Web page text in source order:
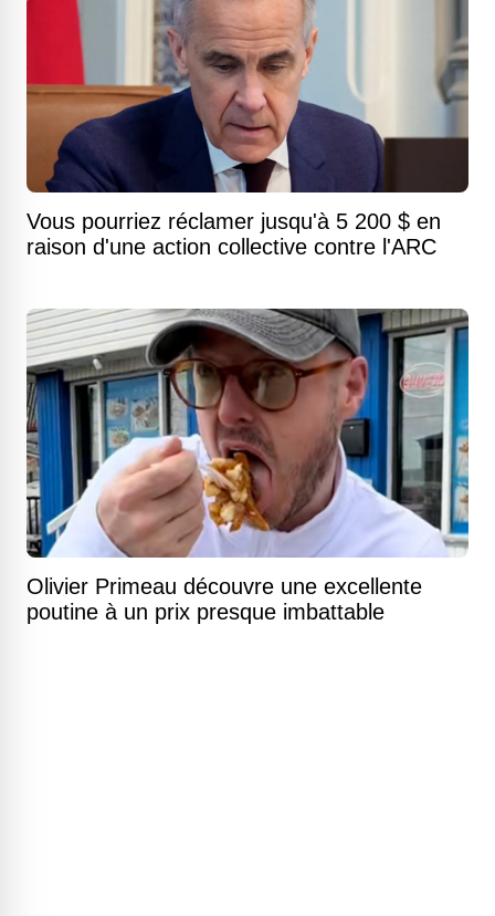
Vous pourriez réclamer jusqu'à 5 200 $ en
raison d'une action collective contre l'ARC
Olivier Primeau découvre une excellente
poutine à un prix presque imbattable